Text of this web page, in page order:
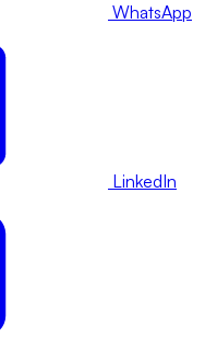
WhatsApp
LinkedIn